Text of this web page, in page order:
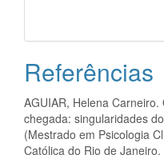
Referências
AGUIAR, Helena
chegada: singularidades
(Mestrado em Psicologia
Católica do Rio de Janeiro,